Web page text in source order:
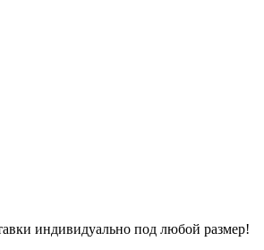
индивидуально под любой размер!